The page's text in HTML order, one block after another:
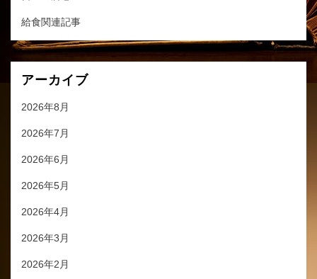
給食関連記事
アーカイブ
2026年8月
2026年7月
2026年6月
2026年5月
2026年4月
2026年3月
2026年2月